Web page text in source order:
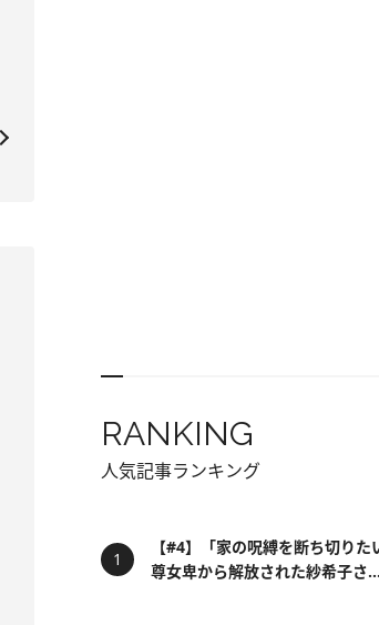
RANKING
人気記事ランキング
【#4】「家の呪縛を断ち切りた
尊女卑から解放された紗希子さ...